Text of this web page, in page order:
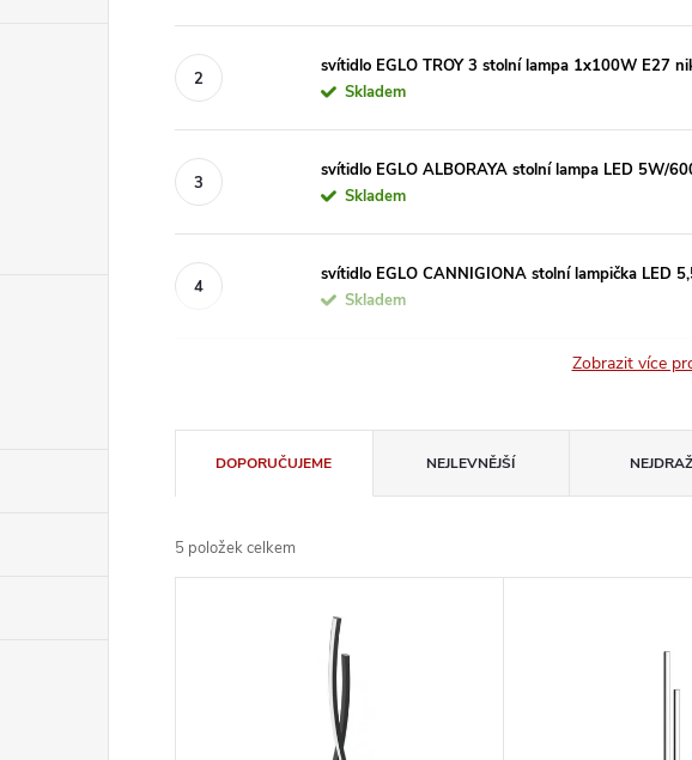
svítidlo EGLO TROY 3 stolní lampa 1x100W E27
Skladem
svítidlo EGLO ALBORAYA stolní lampa LED 5W/
Skladem
svítidlo EGLO CANNIGIONA stolní lampička LED
Skladem
Zobrazit více
a
z
DOPORUČUJEME NEJLEVNĚJŠÍ
5 položek celkem